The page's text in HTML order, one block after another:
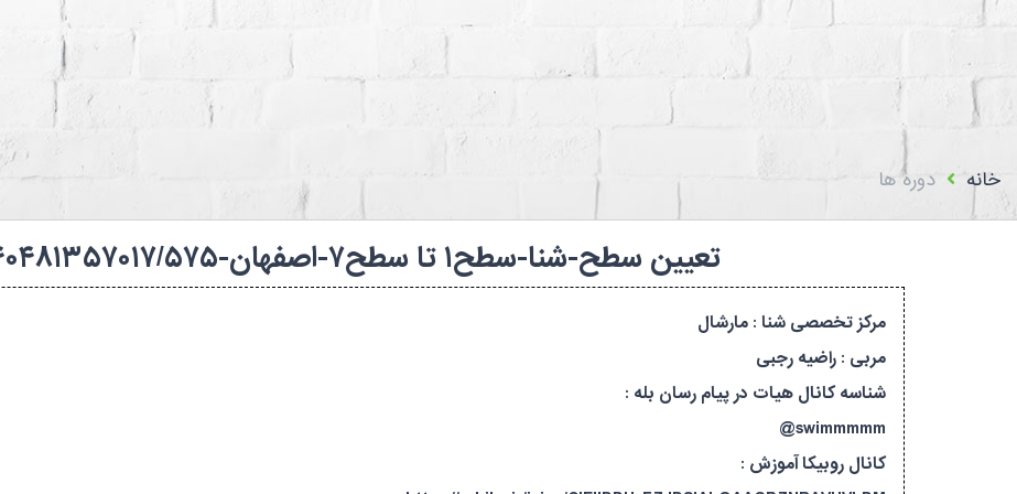
استعلام اعضا بیمه فدراسیون پزشکی سامانه باشگاه های شنا (استخرها) کانال روبیکا فدراسیون
خانه دوره ها
تعیین سطح-شنا-سطح۱ تا سطح۷-اصفهان-۱۴۰۴۸۱۳۵۷۰۱۷/۵۷۵-۱۴۰۴-بانوان
مرکز تخصصی شنا : مارشال
مربی : راضیه رجبی
شناسه کانال هیات در پیام رسان بله :
swimmmmm@
کانال روبیکا آموزش :